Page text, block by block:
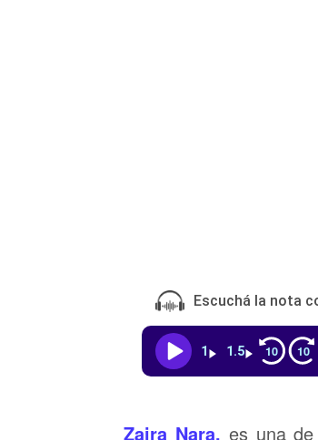
Escuchá la nota
1 1.5 10 10
Zaira Nara, es una